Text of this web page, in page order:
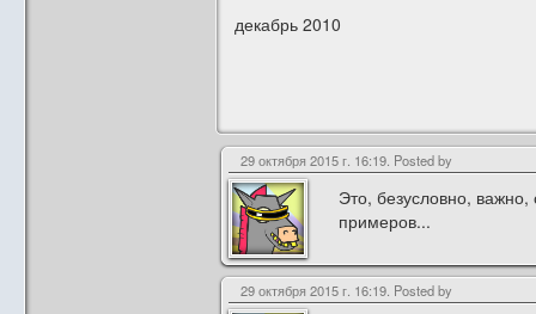
декабрь 2010
29 октября 2015 г. 16:19. Posted by
Это, безусловно,
примеров...
29 октября 2015 г. 16:19. Posted by